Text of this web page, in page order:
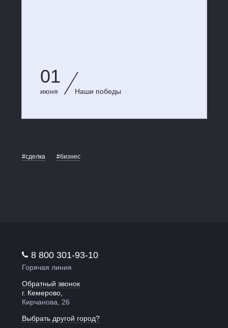
01
июня Наши победы
#сделка #бизнес
8 800 301-93-10
Горячая линия
Обратный звонок
г. Кемерово,
Кирчанова, 26
Выбрать другой город?